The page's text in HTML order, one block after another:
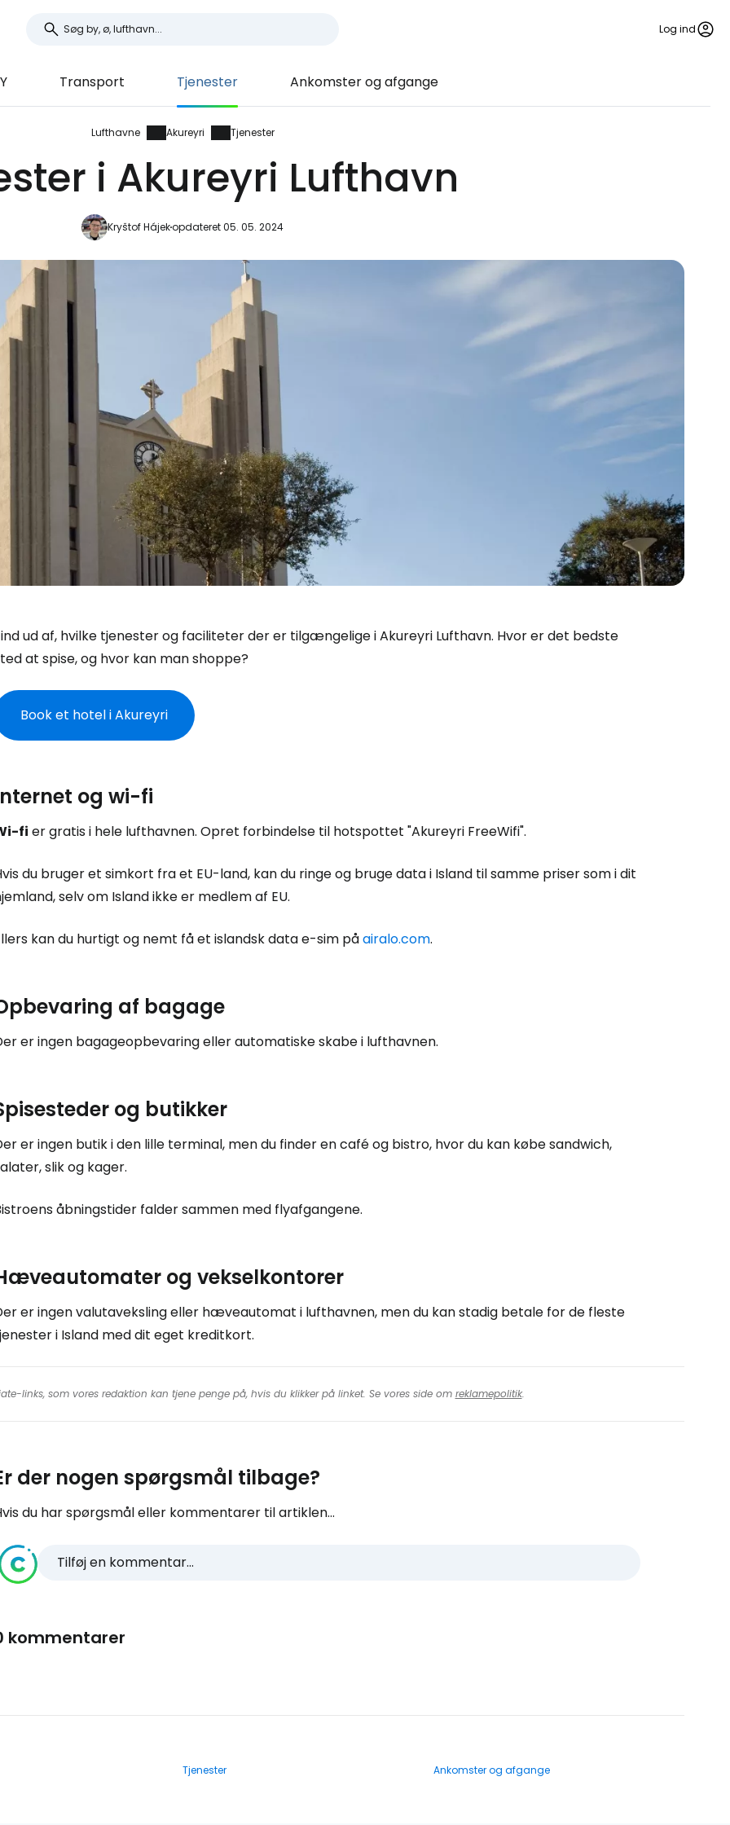
Log ind
Transport Tjenester Ankomster og afgange
Lufthavne Akureyri Tjenester
i Akureyri Lufthavn
Kryštof Hájekopdateret 05. 05. 2024
ud af, hvilke tjenester og faciliteter der er tilgængelige i Akureyri Lufthavn. Hvor er det bedste
at spise, og hvor kan man shoppe?
Book et hotel i Akureyri
og wi-fi
fi er gratis i hele lufthavnen. Opret forbindelse til hotspottet "Akureyri FreeWifi".
du bruger et simkort fra et EU-land, kan du ringe og bruge data i Island til samme priser som i dit
selv om Island ikke er medlem af EU.
kan du hurtigt og nemt få et islandsk data e-sim påairalo.com.
af bagage
er ingen bagageopbevaring eller automatiske skabe i lufthavnen.
og butikker
er ingen butik i den lille terminal, men du finder en café og bistro, hvor du kan købe sandwich,
slik og kager.
åbningstider falder sammen med flyafgangene.
og vekselkontorer
er ingen valutaveksling eller hæveautomat i lufthavnen, men du kan stadig betale for de fleste
i Island med dit eget kreditkort.
links, som vores redaktion kan tjene penge på, hvis du klikker på linket. Se vores side om reklamepolitik.
der nogen spørgsmål tilbage?
du har spørgsmål eller kommentarer til artiklen...
Tilføj en kommentar...
kommentarer
Tjenester Ankomster og afgange
Log ind på Cestee
... det verdensomspændende rejsefællesskab